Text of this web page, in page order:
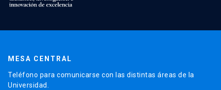
MESA CENTRAL
Teléfono para comunicarse con las distintas áreas de la
Universidad.